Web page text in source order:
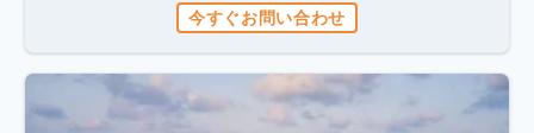
今すぐお問い合わせ